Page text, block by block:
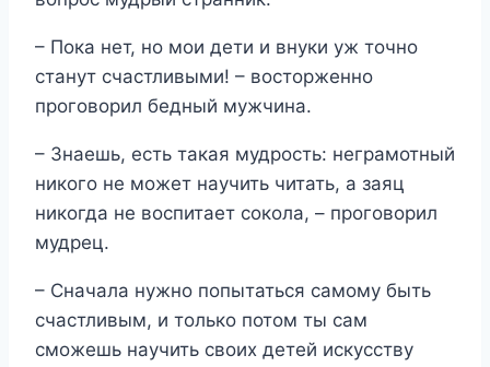
– Пока нет, но мои дети и внуки уж точно
станут счастливыми! – восторженно
проговорил бедный мужчина.
– Знаешь, есть такая мудрость: неграмотный
никого не может научить читать, а заяц
никогда не воспитает сокола, – проговорил
мудрец.
– Сначала нужно попытаться самому быть
счастливым, и только потом ты сам
сможешь научить своих детей искусству